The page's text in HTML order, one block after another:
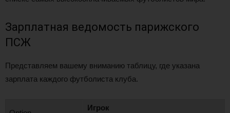
Зарплатная ведомость парижского
ПСЖ
Представляем вашему вниманию таблицу, где указана
зарплата каждого футболиста клуба.
Игрок